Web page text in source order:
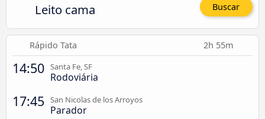
Leito cama Buscar
Rápido Tata 2h 55m
14:50 Santa Fe, SF
Rodoviária
17:45 San Nicolas de los Arroyos
Parador